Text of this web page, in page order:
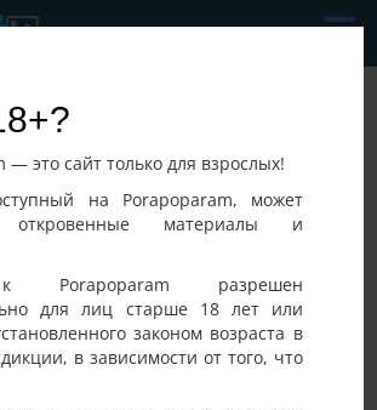
— это сайт только для взрослых!
на Porapoparam, может
откровенные материалы и
Porapoparam разрешен
для лиц старше 18 лет или
законом возраста в
в зависимости от того, что
08-08-2026 07:41
Украина, Киев